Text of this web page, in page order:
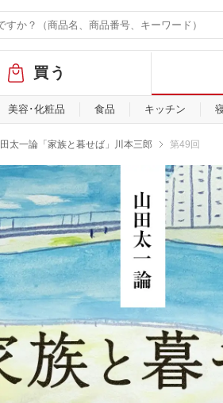
買う
美容･化粧品 食品 キッチン
太一論「家族と暮せば」川本三郎 第49回